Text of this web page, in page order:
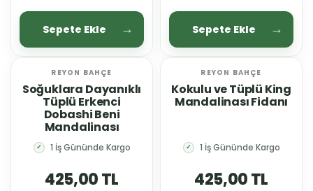
Sepete Ekle Sepete Ekle
REYON BAHÇE
Soğuklara Dayanıklı
Tüplü Erkenci
Dobashi Beni
Mandalinası
✓ 1 İş Gününde Kargo
425,00 TL
REYON BAHÇE
Kokulu ve Tüplü King
Mandalinası Fidanı
✓ 1 İş Gününde Kargo
425,00 TL